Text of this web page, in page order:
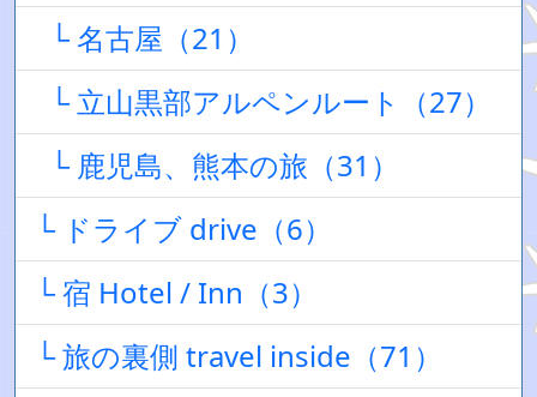
└ 名古屋（21）
└ 立山黒部アルペンルート（27）
└ 鹿児島、熊本の旅（31）
└ ドライブ drive（6）
└ 宿 Hotel / Inn（3）
└ 旅の裏側 travel inside（71）